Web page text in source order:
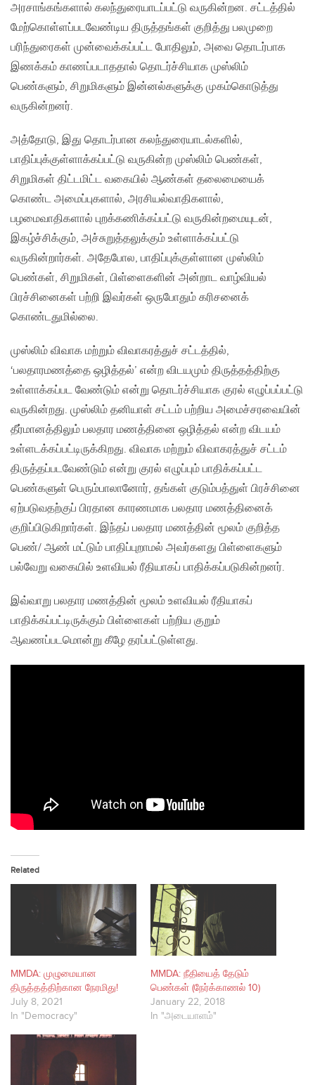
அரசாங்கங்களால் கலந்துரையாடப்பட்டு வருகின்றன. சட்டத்தில்
மேற்கொள்ளப்படவேண்டிய திருத்தங்கள் குறித்து பலமுறை
பரிந்துரைகள் முன்வைக்கப்பட்ட போதிலும், அவை தொடர்பாக
இணக்கம் காணப்படாததால் தொடர்ச்சியாக முஸ்லிம்
பெண்களும், சிறுமிகளும் இன்னல்களுக்கு முகம்கொடுத்து
வருகின்றனர்.
அத்தோடு, இது தொடர்பான கலந்துரையாடல்களில்,
பாதிப்புக்குள்ளாக்கப்பட்டு வருகின்ற முஸ்லிம் பெண்கள்,
சிறுமிகள் திட்டமிட்ட வகையில் ஆண்கள் தலைமையைக்
கொண்ட அமைப்புகளால், அரசியல்வாதிகளால்,
பழமைவாதிகளால் புறக்கணிக்கப்பட்டு வருகின்றமையுடன்,
இகழ்ச்சிக்கும், அச்சுறுத்தலுக்கும் உள்ளாக்கப்பட்டு
வருகின்றார்கள். அதேபோல, பாதிப்புக்குள்ளான முஸ்லிம்
பெண்கள், சிறுமிகள், பிள்ளைகளின் அன்றாட வாழ்வியல்
பிரச்சினைகள் பற்றி இவர்கள் ஒருபோதும் கரிசனைக்
கொண்டதுமில்லை.
முஸ்லிம் விவாக மற்றும் விவாகரத்துச் சட்டத்தில்,
‘பலதாரமணத்தை ஒழித்தல்’ என்ற விடயமும் திருத்தத்திற்கு
உள்ளாக்கப்பட வேண்டும் என்று தொடர்ச்சியாக குரல் எழுப்பப்பட்டு
வருகின்றது. முஸ்லிம் தனியாள் சட்டம் பற்றிய அமைச்சரவையின்
தீர்மானத்திலும் பலதார மணத்தினை ஒழித்தல் என்ற விடயம்
உள்ளடக்கப்பட்டிருக்கிறது. விவாக மற்றும் விவாகரத்துச் சட்டம்
திருத்தப்படவேண்டும் என்று குரல் எழுப்பும் பாதிக்கப்பட்ட
பெண்களுள் பெரும்பாலானோர், தங்கள் குடும்பத்துள் பிரச்சினை
ஏற்படுவதற்குப் பிரதான காரணமாக பலதார மணத்தினைக்
குறிப்பிடுகிறார்கள். இந்தப் பலதார மணத்தின் மூலம் குறித்த
பெண்/ ஆண் மட்டும் பாதிப்புறாமல் அவர்களது பிள்ளைகளும்
பல்வேறு வகையில் உளவியல் ரீதியாகப் பாதிக்கப்படுகின்றனர்.
இவ்வாறு பலதார மணத்தின் மூலம் உளவியல் ரீதியாகப்
பாதிக்கப்பட்டிருக்கும் பிள்ளைகள் பற்றிய குறும்
ஆவணப்படமொன்று கீழே தரப்பட்டுள்ளது.
Related
MMDA: முழுமையான
திருத்தத்திற்கான நேரமிது!
July 8, 2021
In "Democracy"
MMDA: நீதியைத் தேடும்
பெண்கள் (நேர்க்காணல் 10)
January 22, 2018
In "அடையாளம்"